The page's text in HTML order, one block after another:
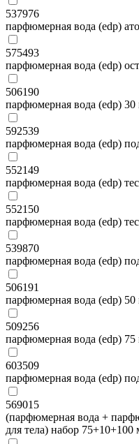
537976
парфюмерная вода (edp)
575493
парфюмерная вода (edp)
506190
парфюмерная вода (edp) 30
592539
парфюмерная вода (edp)
552149
парфюмерная вода (edp)
552150
парфюмерная вода (edp)
539870
парфюмерная вода (edp)
506191
парфюмерная вода (edp) 50
509256
парфюмерная вода (edp) 75
603509
парфюмерная вода (edp)
569015
(парфюмерная вода +
для тела) набор 75+10+100